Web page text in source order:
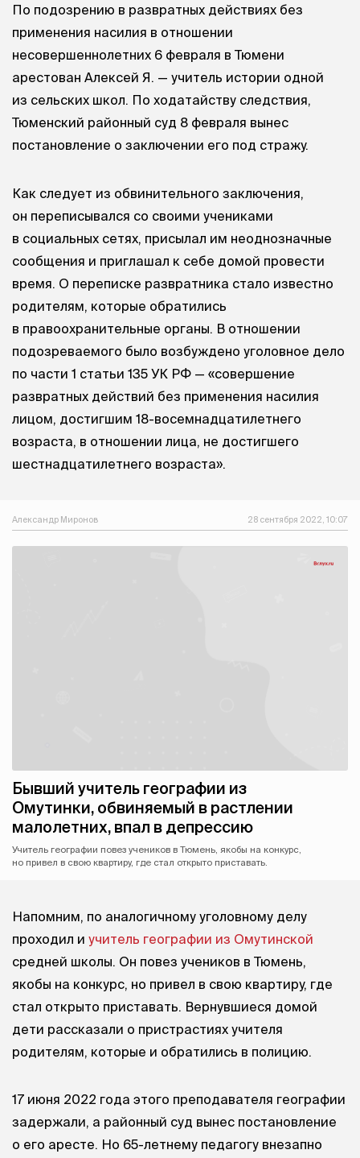
По подозрению в развратных действиях без
применения насилия в отношении
несовершеннолетних 6 февраля в Тюмени
арестован Алексей Я. — учитель истории одной
из сельских школ. По ходатайству следствия,
Тюменский районный суд 8 февраля вынес
постановление о заключении его под стражу.
Как следует из обвинительного заключения,
он переписывался со своими учениками
в социальных сетях, присылал им неоднозначные
сообщения и приглашал к себе домой провести
время. О переписке развратника стало известно
родителям, которые обратились
в правоохранительные органы. В отношении
подозреваемого было возбуждено уголовное дело
по части 1 статьи 135 УК РФ — «совершение
развратных действий без применения насилия
лицом, достигшим 18-восемнадцатилетнего
возраста, в отношении лица, не достигшего
шестнадцатилетнего возраста».
Александр Миронов 28 сентября 2022, 10:07
Бывший учитель географии из
Омутинки, обвиняемый в растлении
малолетних, впал в депрессию
Учитель географии повез учеников в Тюмень, якобы на конкурс,
но привел в свою квартиру, где стал открыто приставать.
Напомним, по аналогичному уголовному делу
проходил и учитель географии из Омутинской
средней школы. Он повез учеников в Тюмень,
якобы на конкурс, но привел в свою квартиру, где
стал открыто приставать. Вернувшиеся домой
дети рассказали о пристрастиях учителя
родителям, которые и обратились в полицию.
17 июня 2022 года этого преподавателя географии
задержали, а районный суд вынес постановление
о его аресте. Но 65-летнему педагогу внезапно